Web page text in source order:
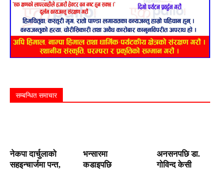
सम्बन्धित समाचार
नेकपा दार्चुलाको
सहइन्चार्जमा पन्त,
भन्सारमा
कडाइपछि
अनसनपछि डा.
गोविन्द केसी